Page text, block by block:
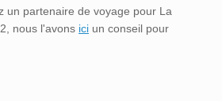
un partenaire de voyage pour La
nous l'avons ici un conseil pour